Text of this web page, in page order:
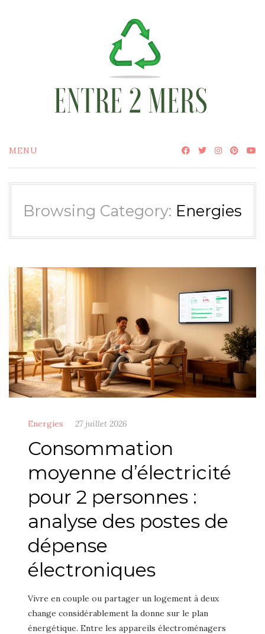
MENU
Browsing Category: Energies
Energies 27 juillet 2026
Consommation
moyenne d’électricité
pour 2 personnes :
analyse des postes de
dépense
électroniques
Vivre en couple ou partager un logement à deux
change considérablement la donne sur le plan
énergétique. Entre les appareils électroménagers